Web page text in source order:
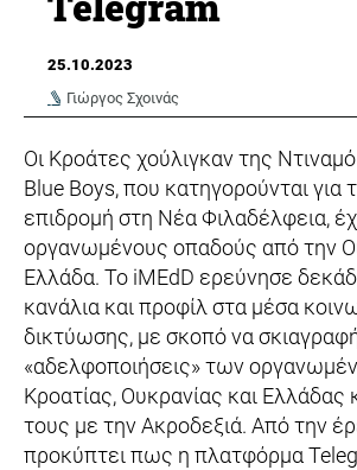
25.10.2023
Γιώργος Σχοινάς
Οι Κροάτες χούλιγκαν της
Blue Boys, που κατηγορούνται για
επιδρομή στη Νέα Φιλαδέλφεια,
οργανωμένους οπαδούς από την
Ελλάδα. Το iMEdD ερεύνησε
κανάλια και προφίλ στα μέσα
δικτύωσης, με σκοπό να
«αδελφοποιήσεις» των
Κροατίας, Ουκρανίας και Ελλάδας
τους με την Ακροδεξιά. Από την
προκύπτει πως η πλατφόρμα